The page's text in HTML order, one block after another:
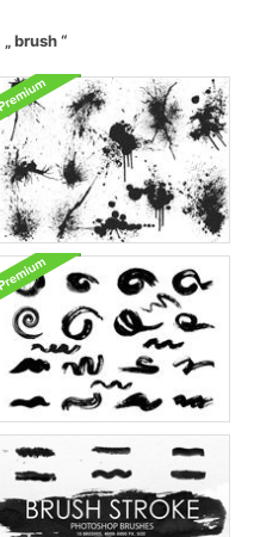
brush